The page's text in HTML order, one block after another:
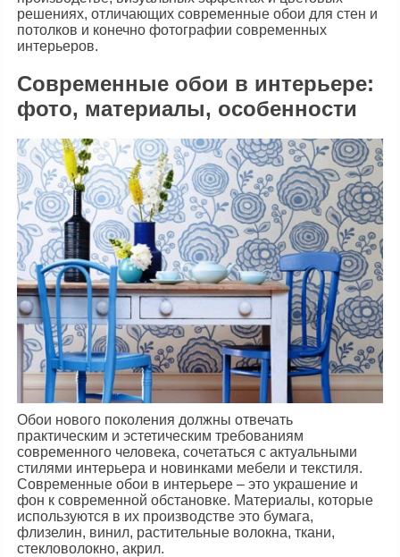
решениях, отличающих современные обои для стен и
потолков и конечно фотографии современных
интерьеров.
Современные обои в интерьере:
фото, материалы, особенности
Обои нового поколения должны отвечать
практическим и эстетическим требованиям
современного человека, сочетаться с актуальными
стилями интерьера и новинками мебели и текстиля.
Современные обои в интерьере – это украшение и
фон к современной обстановке. Материалы, которые
используются в их производстве это бумага,
флизелин, винил, растительные волокна, ткани,
стекловолокно, акрил.